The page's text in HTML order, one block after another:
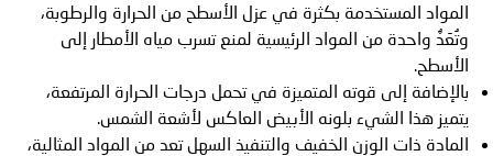
المواد المستخدمة بكثرة في عزل الأسطح من الحرارة والرطوبة،
وتُعَدُّ واحدة من المواد الرئيسية لمنع تسرب مياه الأمطار إلى
الأسطح.
بالإضافة إلى قوته المتميزة في تحمل درجات الحرارة المرتفعة،
يتميز هذا الشيء بلونه الأبيض العاكس لأشعة الشمس.
المادة ذات الوزن الخفيف والتنفيذ السهل تعد من المواد المثالية،